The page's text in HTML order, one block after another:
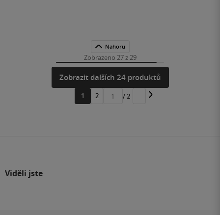
Nahoru
Zobrazeno 27 z 29
Zobrazit dalších 24 produktů
1 2
Přejít
/ 2
Viděli jste